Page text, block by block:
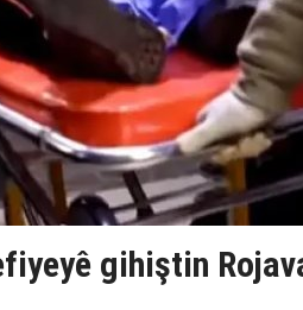
gihiştin